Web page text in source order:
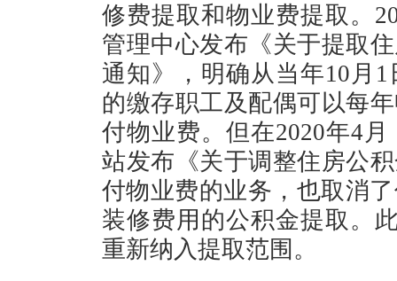
修费提取和物业费提取。
管理中心发布《关于提取
通知》，明确从当年10月
的缴存职工及配偶可以每
付物业费。但在2020年4
站发布《关于调整住房公
付物业费的业务，也取消
装修费用的公积金提取。
重新纳入提取范围。